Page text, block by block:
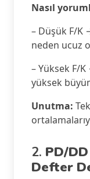
Nasıl
– Düşük F/K
neden ucuz
– Yüksek F/
yüksek
Unutma:
2. PD/
Defter